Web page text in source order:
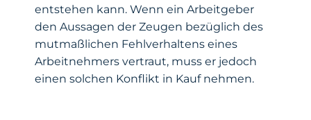
entstehen kann. Wenn ein Arbeitgeber
den Aussagen der Zeugen bezüglich des
mutmaßlichen Fehlverhaltens eines
Arbeitnehmers vertraut, muss er jedoch
einen solchen Konflikt in Kauf nehmen.